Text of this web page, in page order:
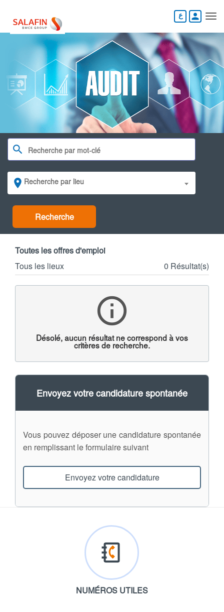
contenu
principal
person
search
place Recherche par lieu
Recherche par lieu
Recherche
Toutes les offres d'emploi
Tous les lieux
0 Résultat(s)
info_outline
Désolé, aucun résultat ne correspond à vos
critères de recherche.
Envoyez votre candidature spontanée
Vous pouvez déposer une candidature spontanée
en remplissant le formulaire suivant
Envoyez votre candidature
NUMÉROS UTILES